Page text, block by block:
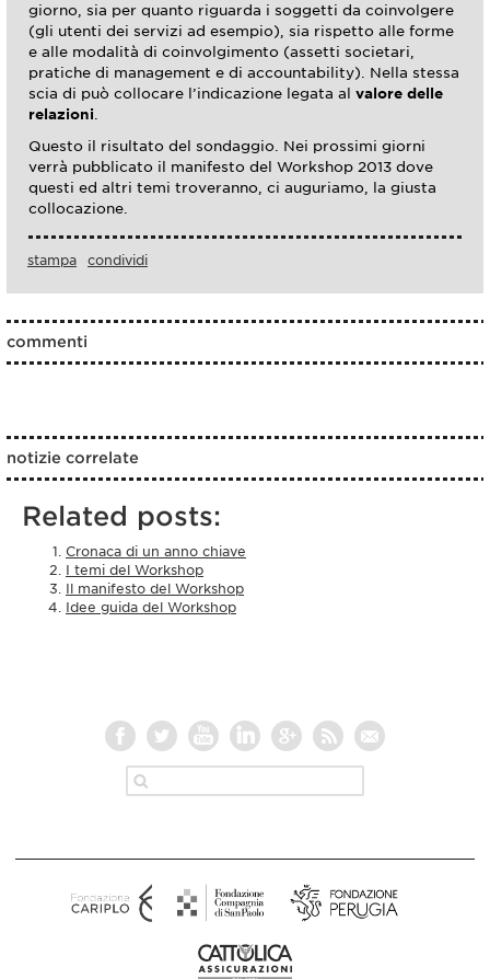
giorno, sia per quanto riguarda i soggetti da coinvolgere
(gli utenti dei servizi ad esempio), sia rispetto alle forme
e alle modalità di coinvolgimento (assetti societari,
pratiche di management e di accountability). Nella stessa
scia di può collocare l’indicazione legata al valore delle
relazioni
Questo il risultato del sondaggio. Nei prossimi giorni
verrà pubblicato il manifesto del Workshop 2013 dove
questi ed altri temi troveranno, ci auguriamo, la giusta
collocazione.
stampa condividi
commenti
notizie correlate
Related posts:
Cronaca di un anno chiave
I temi del Workshop
Il manifesto del Workshop
Idee guida del Workshop